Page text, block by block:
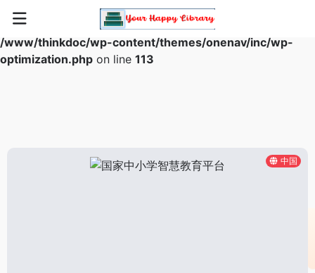
Warning
: Array to string conversion in
/www/thinkdoc/wp-content/themes/onenav/inc/wp-
optimization.php on line 113
中国